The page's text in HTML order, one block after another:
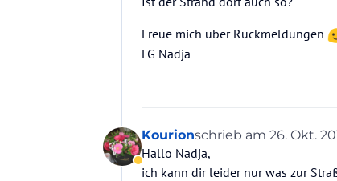
Freue mich über Rückmeldungen
LG Nadja
Abwesend
Kourionschrieb am 26. Okt.
zuletzt editiert von
Hallo Nadja,
ich kann dir leider nur was zur